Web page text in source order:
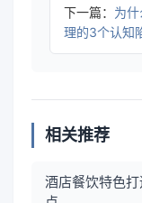
下一篇： 为
理的3个认知
相关推荐
酒店餐饮特色